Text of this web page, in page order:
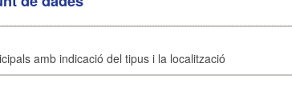
amb indicació del tipus i la localització